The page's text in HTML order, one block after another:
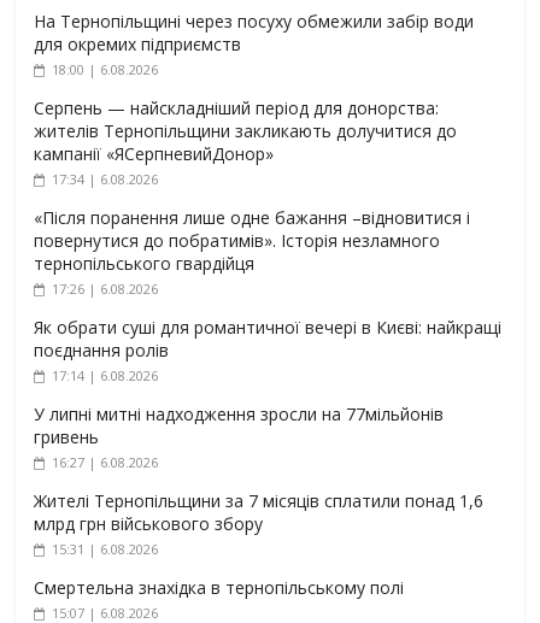
На Тернопільщині через посуху обмежили забір води
для окремих підприємств
18:00 | 6.08.2026
Серпень — найскладніший період для донорства:
жителів Тернопільщини закликають долучитися до
кампанії «ЯСерпневийДонор»
17:34 | 6.08.2026
«Після поранення лише одне бажання –відновитися і
повернутися до побратимів». Історія незламного
тернопільського гвардійця
17:26 | 6.08.2026
Як обрати суші для романтичної вечері в Києві: найкращі
поєднання ролів
17:14 | 6.08.2026
У липні митні надходження зросли на 77мільйонів
гривень
16:27 | 6.08.2026
Жителі Тернопільщини за 7 місяців сплатили понад 1,6
млрд грн військового збору
15:31 | 6.08.2026
Смертельна знахідка в тернопільському полі
15:07 | 6.08.2026